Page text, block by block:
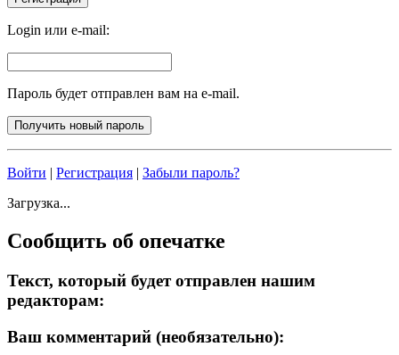
Login или e-mail:
Пароль будет отправлен вам на e-mail.
Войти | Регистрация | Забыли пароль?
Загрузка...
Сообщить об опечатке
Текст, который будет отправлен нашим
редакторам:
Ваш комментарий (необязательно):